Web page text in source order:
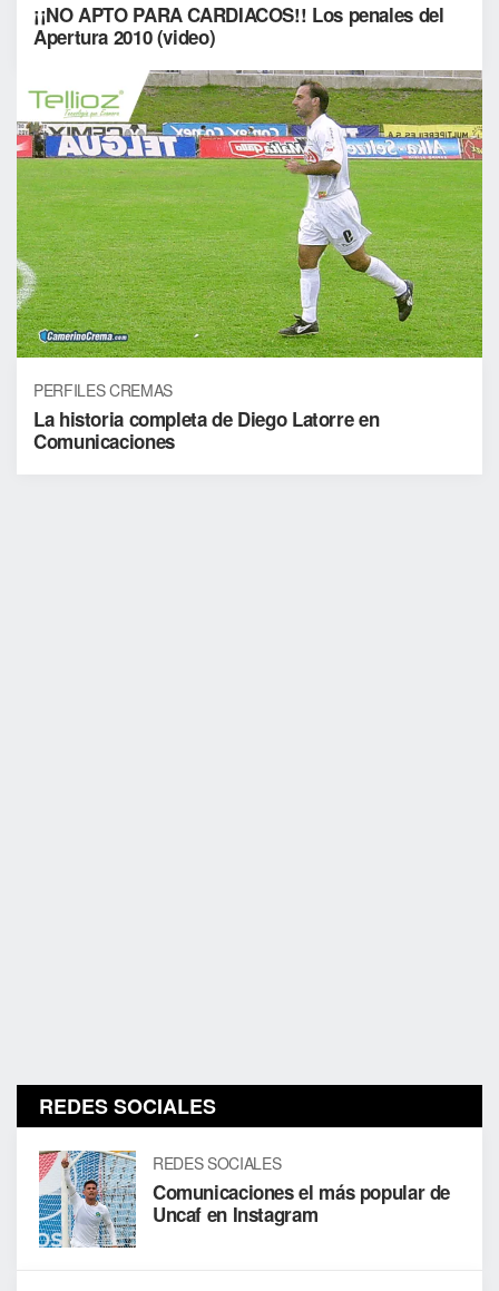
¡¡NO APTO PARA CARDIACOS!! Los penales del
Apertura 2010 (video)
PERFILES CREMAS
La historia completa de Diego Latorre en
Comunicaciones
REDES SOCIALES
REDES SOCIALES
Comunicaciones el más popular de
Uncaf en Instagram